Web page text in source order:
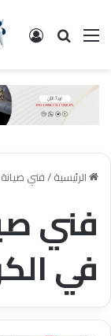
القائمة البحث
الرئيسية/فني
فني
في